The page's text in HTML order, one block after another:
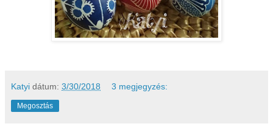
Katyi dátum: 3/30/2018 3 megjegyzés:
Megosztás